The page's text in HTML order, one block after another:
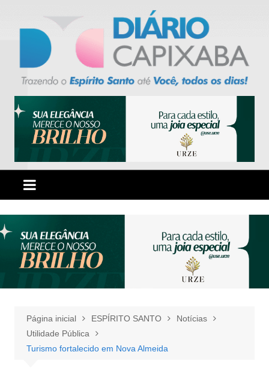
Página inicial ESPÍRITO SANTO
Notícias
Utilidade Pública
Turismo fortalecido em Nova Almeida